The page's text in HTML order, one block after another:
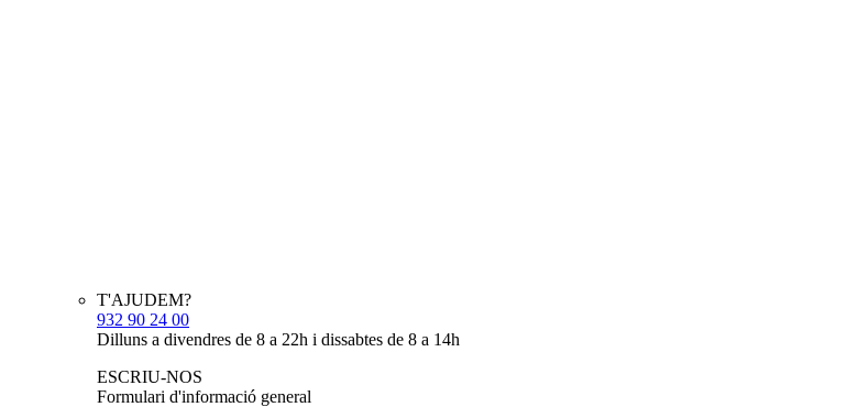
T'AJUDEM?
932 90 24 00
Dilluns a divendres de 8 a 22h i dissabtes de 8 a 14h
ESCRIU-NOS
Formulari d'informació general